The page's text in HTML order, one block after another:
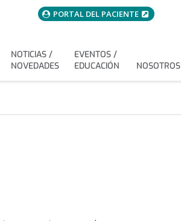
menuAcceso
PORTAL DEL PACIENTE
Buscar
NOTICIAS /
NOVEDADES
EVENTOS /
EDUCACIÓN
NOSOTROS